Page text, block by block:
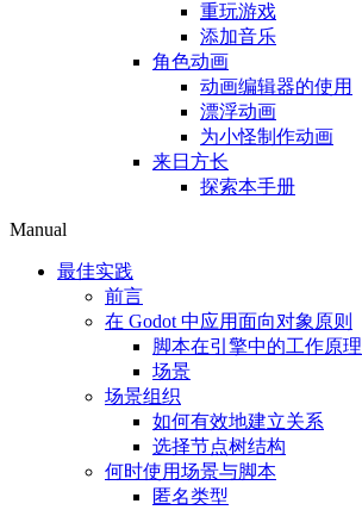
重玩游戏
添加音乐
角色动画
动画编辑器的使用
漂浮动画
为小怪制作动画
来日方长
探索本手册
Manual
最佳实践
前言
在 Godot 中应用面向对象原则
脚本在引擎中的工作原理
场景
场景组织
如何有效地建立关系
选择节点树结构
何时使用场景与脚本
匿名类型